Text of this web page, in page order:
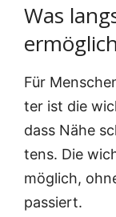
Was
Für
ter ist die
dass Nähe
tens. Die
mög­lich,
passiert.